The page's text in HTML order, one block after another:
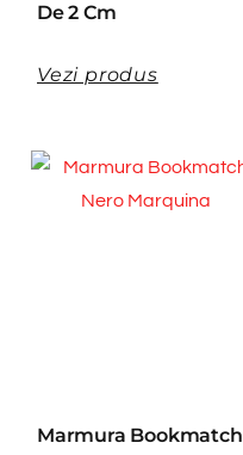
De 2 Cm
Vezi produs
Marmura Bookmatch